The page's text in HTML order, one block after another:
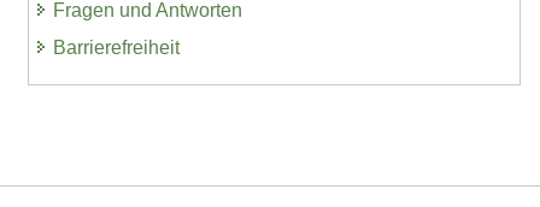
Fragen und Antworten
Barrierefreiheit